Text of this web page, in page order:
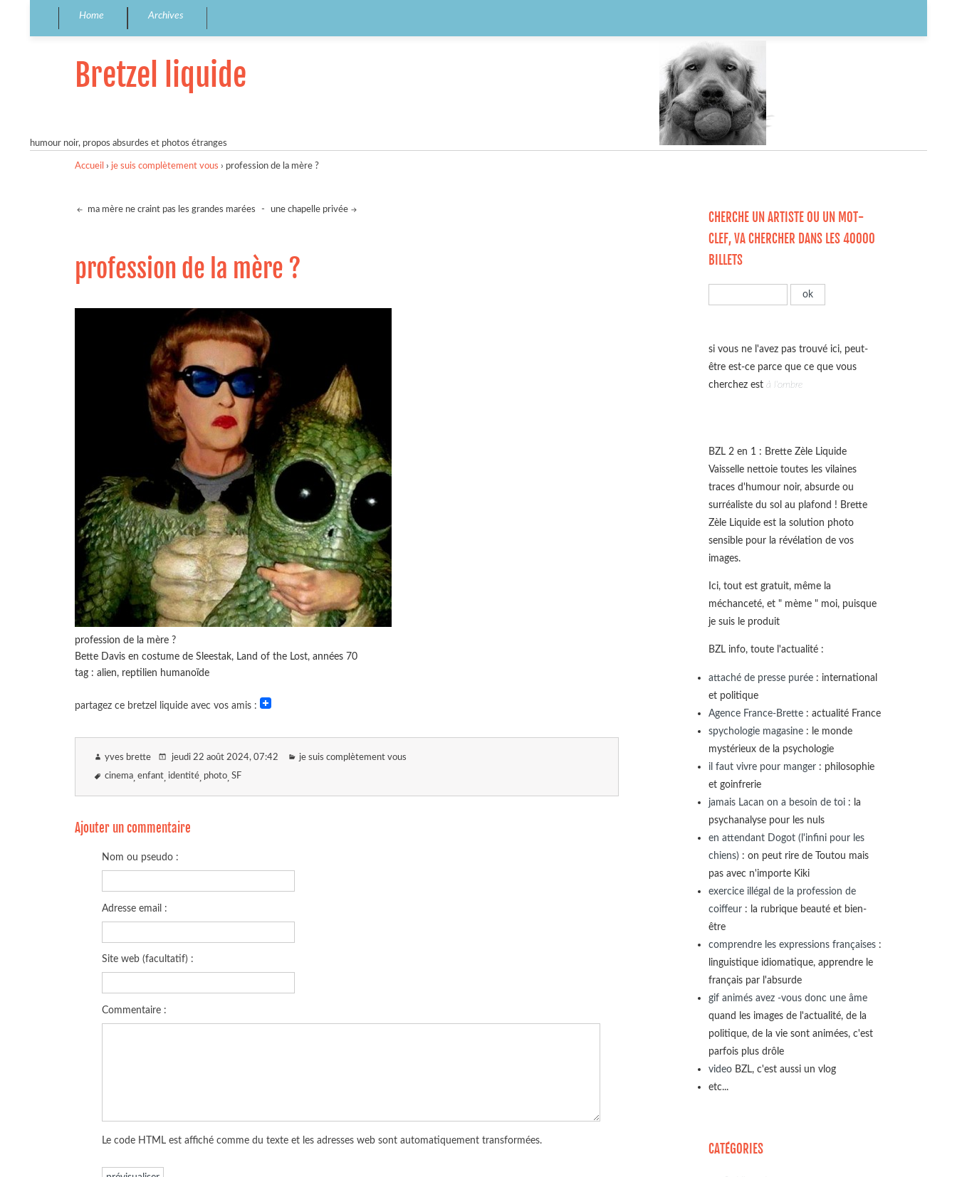
Home Archives
Bretzel liquide
humour noir, propos absurdes et photos étranges
Accueil › je suis complètement vous › profession de la mère ?
ma mère ne craint pas les grandes marées - une chapelle privée
profession de la mère ?
profession de la mère ?
Bette Davis en costume de Sleestak, Land of the Lost, années 70
tag : alien, reptilien humanoïde
partagez ce bretzel liquide avec vos amis :
yves brette jeudi 22 août 2024, 07:42 je suis complètement vous
cinema enfant identité photo SF
Ajouter un commentaire
Nom ou pseudo :
Adresse email :
Site web (facultatif) :
Commentaire :
Le code HTML est affiché comme du texte et les adresses web sont automatiquement transformées.
CHERCHE UN ARTISTE OU UN MOT-
CLEF, VA CHERCHER DANS LES 40000
BILLETS
si vous ne l'avez pas trouvé ici, peut-
être est-ce parce que ce que vous
cherchez està l'ombre
BZL 2 en 1 : Brette Zèle Liquide
Vaisselle nettoie toutes les vilaines
traces d'humour noir, absurde ou
surréaliste du sol au plafond ! Brette
Zèle Liquide est la solution photo
sensible pour la révélation de vos
images.
Ici, tout est gratuit, même la
méchanceté, et " mème " moi, puisque
je suis le produit
BZL info, toute l'actualité :
attaché de presse purée : international
et politique
Agence France-Brette : actualité France
spychologie magasine : le monde
mystérieux de la psychologie
il faut vivre pour manger : philosophie
et goinfrerie
jamais Lacan on a besoin de toi : la
psychanalyse pour les nuls
en attendant Dogot (l'infini pour les
chiens) : on peut rire de Toutou mais
pas avec n'importe Kiki
exercice illégal de la profession de
coiffeur : la rubrique beauté et bien-
être
comprendre les expressions françaises :
linguistique idiomatique, apprendre le
français par l'absurde
gif animés avez -vous donc une âme
quand les images de l'actualité, de la
politique, de la vie sont animées, c'est
parfois plus drôle
video BZL, c'est aussi un vlog
etc...
CATÉGORIES